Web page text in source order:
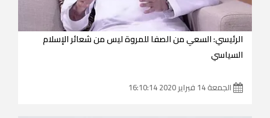
الرئيسي: السعي من الصفا للمروة ليس من شعائر الإسلام
السياسي
الجمعة 14 فبراير 2020 16:10:14